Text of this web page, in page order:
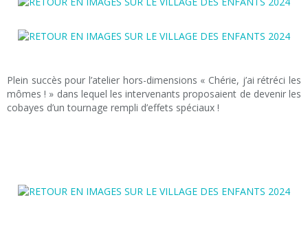
Plein succès pour l’atelier hors-dimensions « Chérie, j’ai rétréci les
mômes ! » dans lequel les intervenants proposaient de devenir les
cobayes d’un tournage rempli d’effets spéciaux !